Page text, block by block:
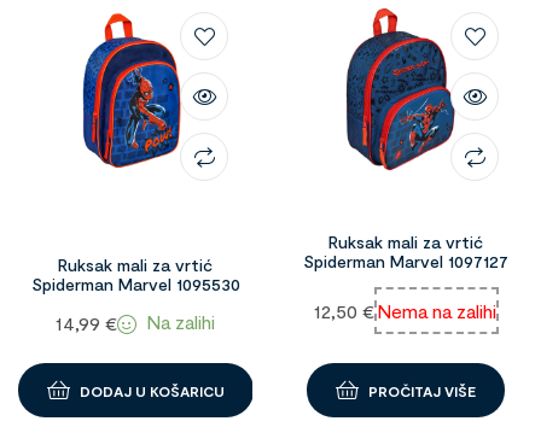
Ruksak mali za vrtić
Spiderman Marvel 1095530
14,99€ Na zalihi
DODAJ U KOŠARICU
Ruksak mali za vrtić
Spiderman Marvel 1097127
12,50 €Nema na zalihi
PROČITAJ VIŠE